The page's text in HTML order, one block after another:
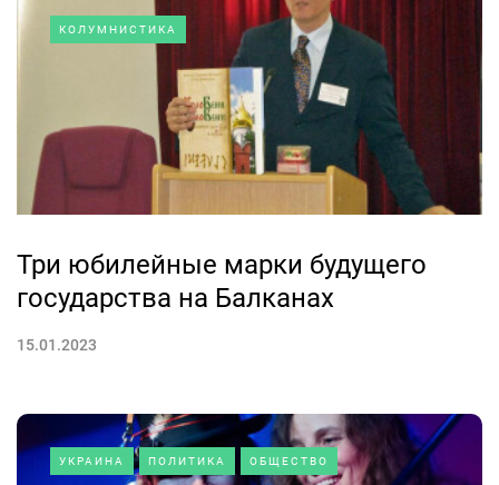
КОЛУМНИСТИКА
Три юбилейные марки будущего
государства на Балканах
15.01.2023
УКРАИНА ПОЛИТИКА ОБЩЕСТВО